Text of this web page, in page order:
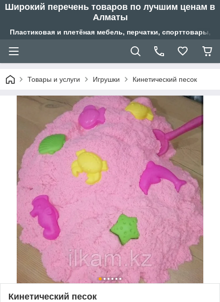
Широкий перечень товаров по лучшим ценам в
Алматы
Пластиковая и плетёная мебель, перчатки,
Товары и услуги Игрушки Кинетический песок
Кинетический песок